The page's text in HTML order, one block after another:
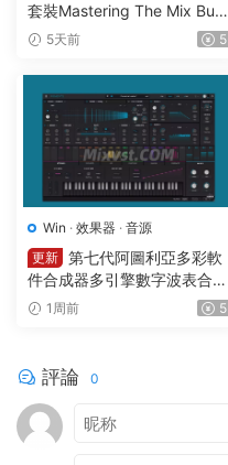
套裝Mastering The Mix Bun
dle v2026.7.21 U2B MAC-M
5天前 5
Win · 效果器 · 音源
更新 第七代阿圖利亞多彩軟
件合成器多引擎數字波表合成
器 Arturia Pigments v7.0.1 C
1周前 5
評論 0